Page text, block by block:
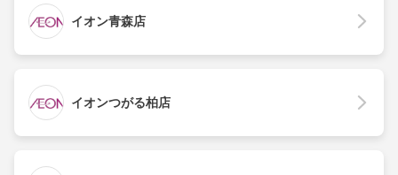
イオン青森店
イオンつがる柏店